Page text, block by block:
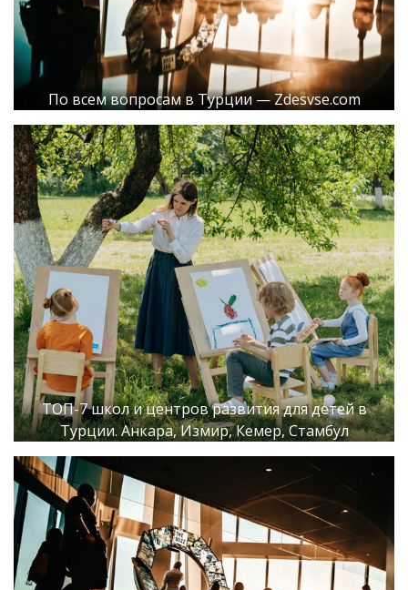
По всем вопросам в Турции — Zdesvse.com
ТОП-7 школ и центров развития для детей в
Турции. Анкара, Измир, Кемер, Стамбул